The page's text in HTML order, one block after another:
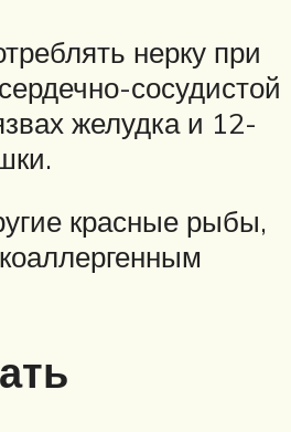
нерку при
сосудистой
желудка и 12-
красные рыбы,